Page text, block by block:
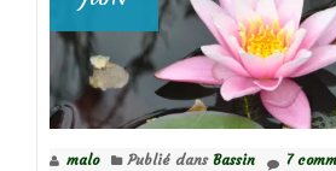
malo Publié dans Bassin 7